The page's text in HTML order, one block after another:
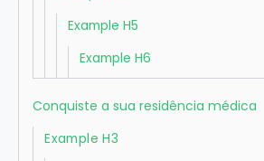
Example H5
Example H6
Conquiste a sua residência médica
Example H3